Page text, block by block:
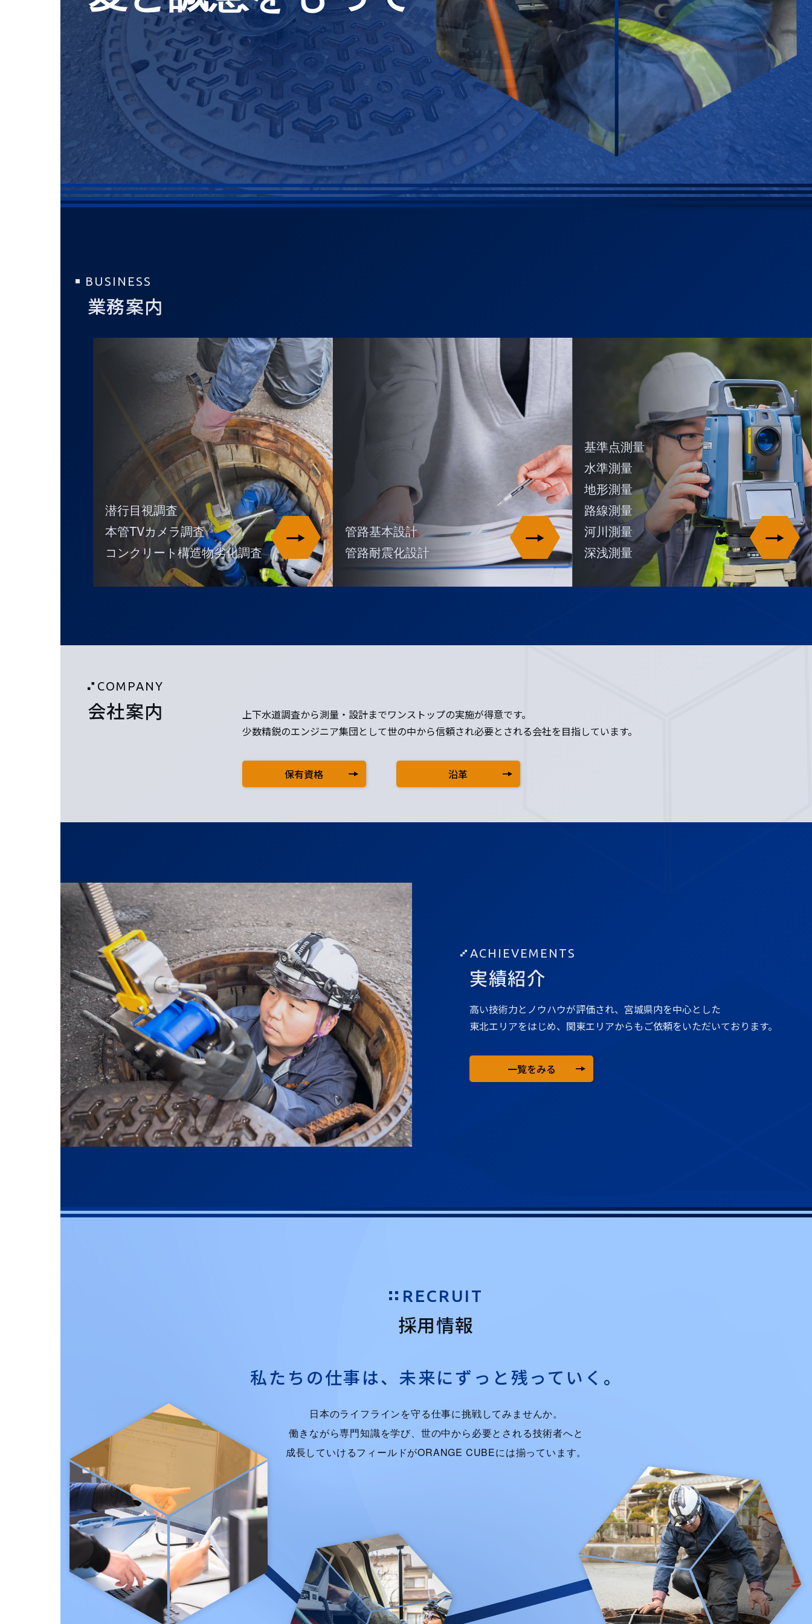
フ
ォ
ー
ム
受付
BUSINESS
業務案内
潜行目視調査
本管TVカメラ調査
コンクリート構造物劣化調査
管路基本設計
管路耐震化設計
基準点測量
水準測量
地形測量
路線測量
河川測量
深浅測量
COMPANY
会社案内
上下水道調査から測量・設計までワンストップの実施が得意です。
少数精鋭のエンジニア集団として世の中から信頼され必要とされる会社を目指しています。
保有資格 沿革
ACHIEVEMENTS
実績紹介
高い技術力とノウハウが評価され、宮城県内を中心とした
東北エリアをはじめ、関東エリアからもご依頼をいただいております。
一覧をみる
RECRUIT
採用情報
私たちの仕事は、 未来にずっと残っていく。
日本のライフラインを守る仕事に挑戦してみませんか。
働きながら専門知識を学び、世の中から必要とされる技術者へと
成長していけるフィールドがORANGE CUBEには揃っています。